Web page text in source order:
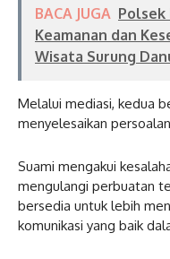
BACA JUGA Polsek
Keamanan dan
Wisata Surung
Melalui mediasi, kedua
menyelesaikan
Suami mengakui
mengulangi perbuatan
bersedia untuk lebih
komunikasi yang baik